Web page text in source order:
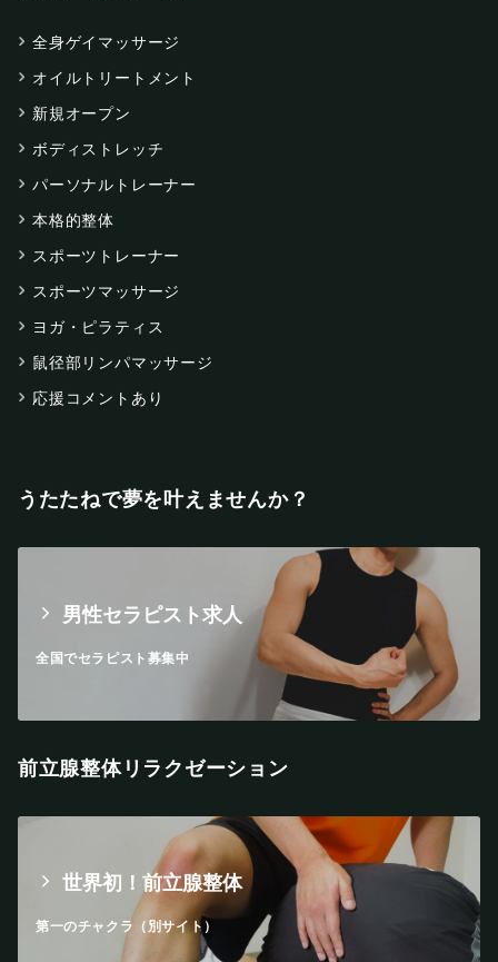
全身ゲイマッサージ
オイルトリートメント
新規オープン
ボディストレッチ
パーソナルトレーナー
本格的整体
スポーツトレーナー
スポーツマッサージ
ヨガ・ピラティス
鼠径部リンパマッサージ
応援コメントあり
うたたねで夢を叶えませんか？
男性セラピスト求人
全国でセラピスト募集中
前立腺整体リラクゼーション
世界初！前立腺整体
第一のチャクラ（別サイト）